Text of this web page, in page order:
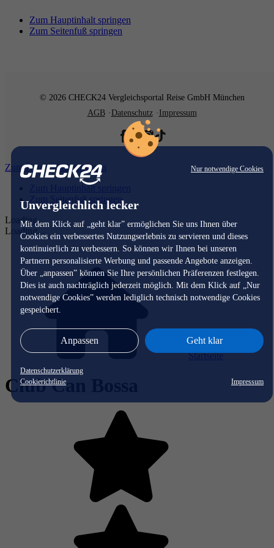
Nur notwendige Cookies
Unvergleichlich lecker
Mit dem Klick auf „geht klar” ermöglichen Sie uns Ihnen über
Cookies ein verbessertes Nutzungserlebnis zu servieren und dieses
kontinuierlich zu verbessern. So können wir Ihnen bei unseren
Partnern personalisierte Werbung und passende Angebote anzeigen.
Über „anpassen” können Sie Ihre persönlichen Präferenzen festlegen.
Dies ist auch nachträglich jederzeit möglich. Mit dem Klick auf „Nur
notwendige Cookies” werden lediglich technisch notwendige Cookies
gespeichert.
Anpassen Geht klar
Datenschutzerklärung
Cookierichtlinie
Impressum
Zum Hauptinhalt springen
Zum Seitenfuß springen
© 2026 CHECK24 Vergleichsportal Reise GmbH München
AGB
Datenschutz Impressum
Zum Hauptinhalt springen
Zum Hauptinhalt springen
Zum Seitenfuß springen
Loading...
Loading...
Startseite
Club Can Bossa